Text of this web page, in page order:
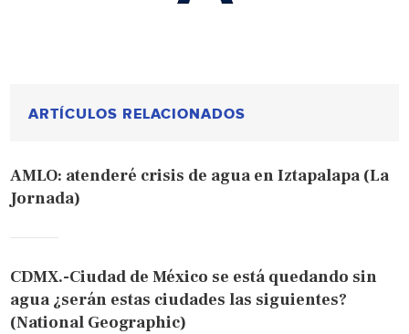
ARTÍCULOS RELACIONADOS
AMLO: atenderé crisis de agua en Iztapalapa (La
Jornada)
CDMX.-Ciudad de México se está quedando sin
agua ¿serán estas ciudades las siguientes?
(National Geographic)